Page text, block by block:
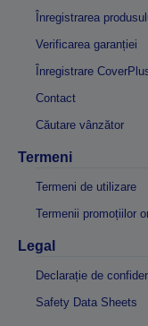
Înregistrarea
Verificarea garanției
Înregistrare
Contact
Căutare vânzător
Termeni
Termeni de utilizare
Termenii promoțiilor
Legal
Declarație de
Safety Data Sheets